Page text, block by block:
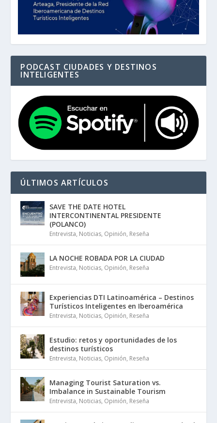
PODCAST CIUDADES Y DESTINOS
INTELIGENTES
ÚLTIMOS ARTÍCULOS
SAVE THE DATE HOTEL
INTERCONTINENTAL PRESIDENTE
(POLANCO)
Entrevista, Noticias, Opinión, Reseña
LA NOCHE ROBADA POR LA CIUDAD
Entrevista, Noticias, Opinión, Reseña
Experiencias DTI Latinoamérica – Destinos
Turísticos Inteligentes en Iberoamérica
Entrevista, Noticias, Opinión, Reseña
Estudio: retos y oportunidades de los
destinos turísticos
Entrevista, Noticias, Opinión, Reseña
Managing Tourist Saturation vs.
Imbalance in Sustainable Tourism
Entrevista, Noticias, Opinión, Reseña